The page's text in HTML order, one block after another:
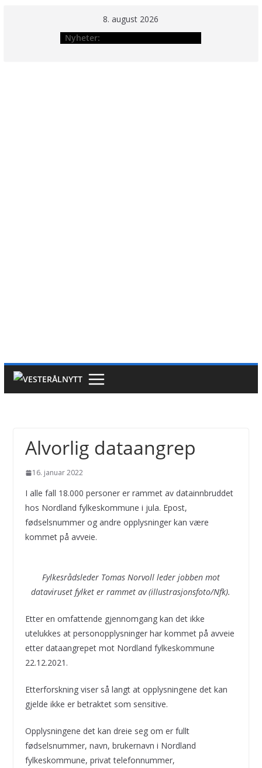
8. august 2026
Nyheter:
Alvorlig dataangrep
16. januar 2022
I alle fall 18.000 personer er rammet av datainnbruddet
hos Nordland fylkeskommune i jula. Epost,
fødselsnummer og andre opplysninger kan være
kommet på avveie.
Fylkesrådsleder Tomas Norvoll leder jobben mot
dataviruset fylket er rammet av (illustrasjonsfoto/Nfk).
Etter en omfattende gjennomgang kan det ikke
utelukkes at personopplysninger har kommet på avveie
etter dataangrepet mot Nordland fylkeskommune
22.12.2021.
Etterforskning viser så langt at opplysningene det kan
gjelde ikke er betraktet som sensitive.
Opplysningene det kan dreie seg om er fullt
fødselsnummer, navn, brukernavn i Nordland
fylkeskommune, privat telefonnummer,